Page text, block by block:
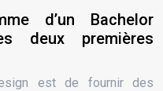
d’un Bachelor
deux premières
est de fournir des